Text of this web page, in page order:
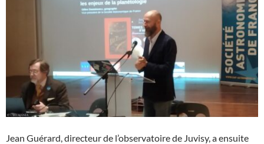
Jean Guérard, directeur de l’observatoire de Juvisy, a ensuite